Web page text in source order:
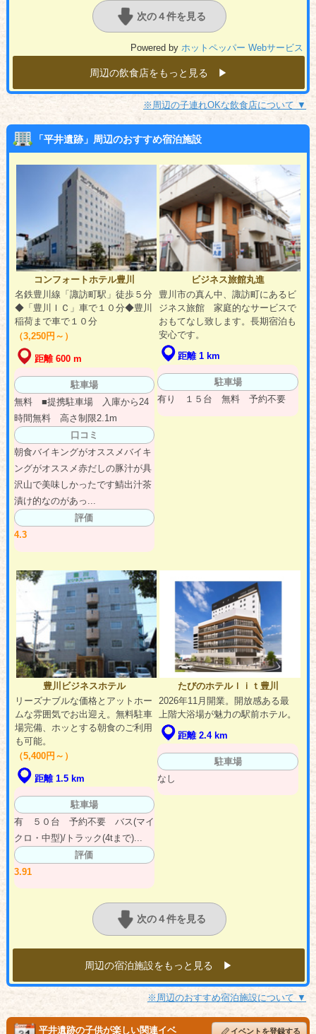
次の４件を見る
Powered byホットペッパー Webサービス
周辺の飲食店をもっと見る ▶︎
※周辺の子連れOKな飲食店について ▼
「平井遺跡」周辺のおすすめ宿泊施設
コンフォートホテル豊川
名鉄豊川線「諏訪町駅」徒歩５分
◆「豊川ＩＣ」車で１０分◆豊川
稲荷まで車で１０分
（3,250円～）
距離 600 m
駐車場
無料 ■提携駐車場 入庫から24
時間無料 高さ制限2.1m
口コミ
朝食バイキングがオススメバイキ
ングがオススメ赤だしの豚汁が具
沢山で美味しかったです鯖出汁茶
漬け的なのがあっ...
評価
4.3
ビジネス旅館丸進
豊川市の真ん中、諏訪町にあるビ
ジネス旅館 家庭的なサービスで
おもてなし致します。長期宿泊も
安心です。
距離 1 km
駐車場
有り １５台 無料 予約不要
豊川ビジネスホテル
リーズナブルな価格とアットホー
ムな雰囲気でお出迎え。無料駐車
場完備、ホッとする朝食のご利用
も可能。
（5,400円～）
距離 1.5 km
駐車場
有 ５０台 予約不要 バス(マイ
クロ・中型)/トラック(4tまで)...
評価
3.91
たびのホテルｌｉｔ豊川
2026年11月開業。開放感ある最
上階大浴場が魅力の駅前ホテル。
距離 2.4 km
駐車場
なし
次の４件を見る
周辺の宿泊施設をもっと見る ▶︎
※周辺のおすすめ宿泊施設について ▼
平井遺跡の子供が楽しい関連イベ イベントを登録する